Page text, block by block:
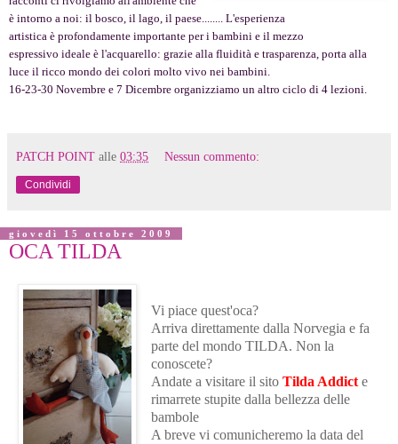
è intorno a noi: il bosco, il lago, il paese........ L'esperienza
artistica è profondamente importante per i bambini e il mezzo
espressivo ideale è l'acquarello: grazie alla fluidità e trasparenza, porta alla
luce il ricco mondo dei colori molto vivo nei bambini.
16-23-30 Novembre e 7 Dicembre organizziamo un altro ciclo di 4 lezioni.
PATCH POINT alle 03:35 Nessun commento:
Condividi
giovedì 15 ottobre 2009
OCA TILDA
Vi piace quest'oca?
Arriva direttamente dalla Norvegia e fa
parte del mondo TILDA. Non la
conoscete?
Andate a visitare il sito Tilda Addicte
rimarrete stupite dalla bellezza delle
bambole
A breve vi comunicheremo la data del